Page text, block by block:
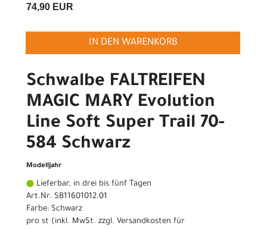
74,90 EUR
IN DEN WARENKORB
Schwalbe FALTREIFEN
MAGIC MARY Evolution
Line Soft Super Trail 70-
584 Schwarz
Modelljahr
Lieferbar, in drei bis fünf Tagen
Art.Nr. SB11601012.01
Farbe: Schwarz
pro st (inkl. MwSt. zzgl. Versandkosten für